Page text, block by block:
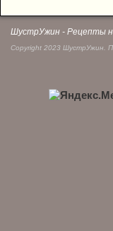
ШустрУжин - Рецепты
Copyright 2023 ШустрУжин.